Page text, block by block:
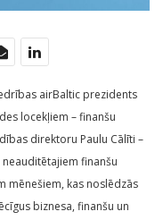
airBaltic prezidents
locekļiem – finanšu
direktoru Paulu Cālīti –
finanšu
mēnešiem, kas noslēdzās
biznesa, finanšu un